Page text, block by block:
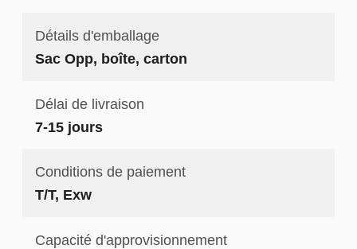
Détails d'emballage
Sac Opp, boîte, carton
Délai de livraison
7-15 jours
Conditions de paiement
T/T, Exw
Capacité d'approvisionnement